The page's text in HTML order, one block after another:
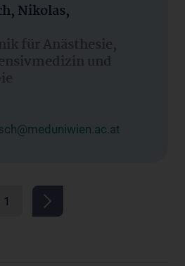
Nikolas,
für Anästhesie,
und
1